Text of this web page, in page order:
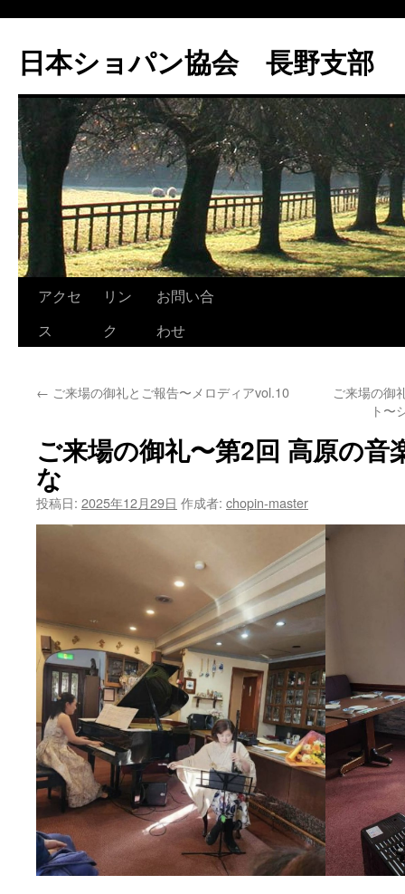
テ
ン
ス
キ
ッ
プ
日本ショパン協会 長野支部
アクセ
ス
リン
ク
お問い合
わせ
← ご来場の御礼とご報告〜メロディアvol.10
ご来場の御
ト〜
ご来場の御礼〜第2回 高原の音
な
投稿日: 2025年12月29日 作成者: chopin-master